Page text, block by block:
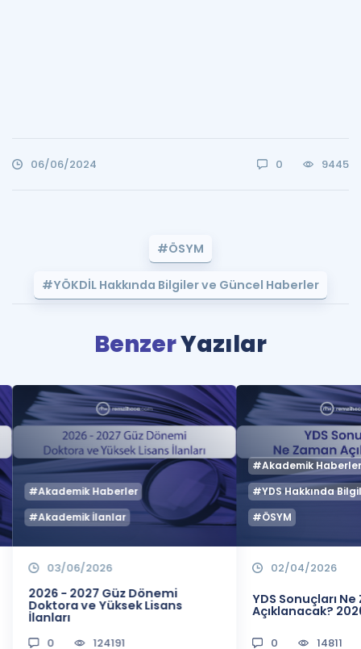
06/06/2024 0 9445
#ÖSYM
#YÖKDİL Hakkında Bilgiler ve Güncel Haberler
BenzerYazılar
#Akademik Haberler
#Akademik İlanlar
03/06/2026
2026 - 2027 Güz Dönemi
Doktora ve Yüksek Lisans
İlanları
0 124191
#Akademik
#YDS Hakkında
#ÖSYM
02/04/2026
YDS Sonuçları
Açıklanacak?
0 14811